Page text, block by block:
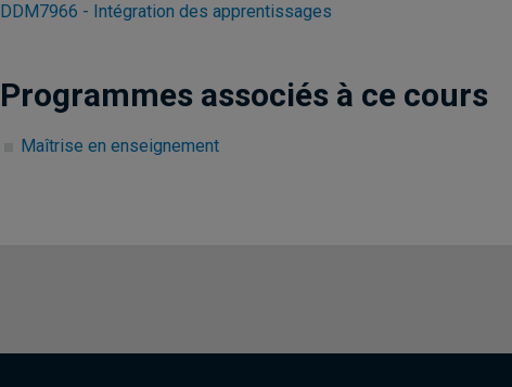
DDM7966 - Intégration des apprentissages
Programmes associés à ce cours
Maîtrise en enseignement